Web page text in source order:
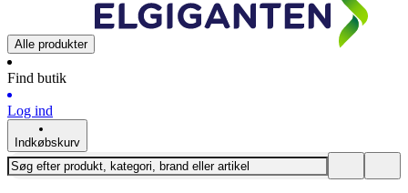
Alle produkter
Find butik
Log ind
Indkøbskurv